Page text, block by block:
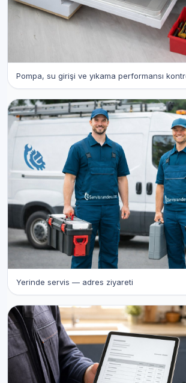
Pompa, su girişi ve yıkama performansı
Yerinde servis — adres ziyareti